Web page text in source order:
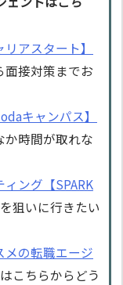
アスタート】
接対策までお
キャンパス】
時間が取れな
ング【SPARK
狙いに行きたい
の転職エージ
こちらからどう